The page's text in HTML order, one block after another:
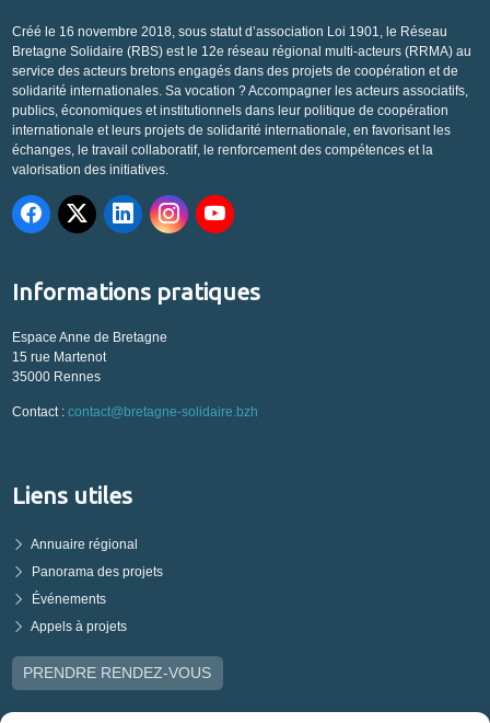
Créé le 16 novembre 2018, sous statut d’association Loi 1901, le Réseau
Bretagne Solidaire (RBS) est le 12e réseau régional multi-acteurs (RRMA) au
service des acteurs bretons engagés dans des projets de coopération et de
solidarité internationales. Sa vocation ? Accompagner les acteurs associatifs,
publics, économiques et institutionnels dans leur politique de coopération
internationale et leurs projets de solidarité internationale, en favorisant les
échanges, le travail collaboratif, le renforcement des compétences et la
valorisation des initiatives.
Informations pratiques
Espace Anne de Bretagne
15 rue Martenot
35000 Rennes
Contact : contact@bretagne-solidaire.bzh
Liens utiles
Annuaire régional
Panorama des projets
Événements
Appels à projets
PRENDRE RENDEZ-VOUS